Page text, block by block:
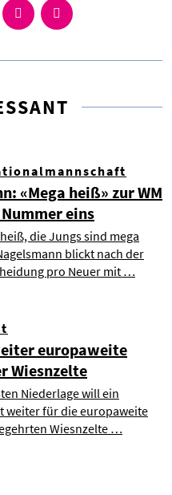
«Mega heiß» zur WM
eins
die Jungs sind mega
blickt nach der
pro Neuer mit …
europaweite
Wiesnzelte
Niederlage will ein
weiter für die europaweite
Wiesnzelte …